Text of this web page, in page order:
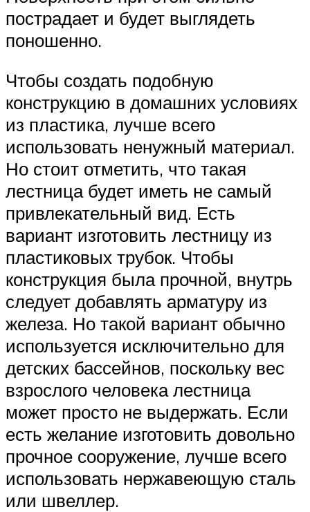
пострадает и будет выглядеть
поношенно.
Чтобы создать подобную
конструкцию в домашних условиях
из пластика, лучше всего
использовать ненужный материал.
Но стоит отметить, что такая
лестница будет иметь не самый
привлекательный вид. Есть
вариант изготовить лестницу из
пластиковых трубок. Чтобы
конструкция была прочной, внутрь
следует добавлять арматуру из
железа. Но такой вариант обычно
используется исключительно для
детских бассейнов, поскольку вес
взрослого человека лестница
может просто не выдержать. Если
есть желание изготовить довольно
прочное сооружение, лучше всего
использовать нержавеющую сталь
или швеллер.